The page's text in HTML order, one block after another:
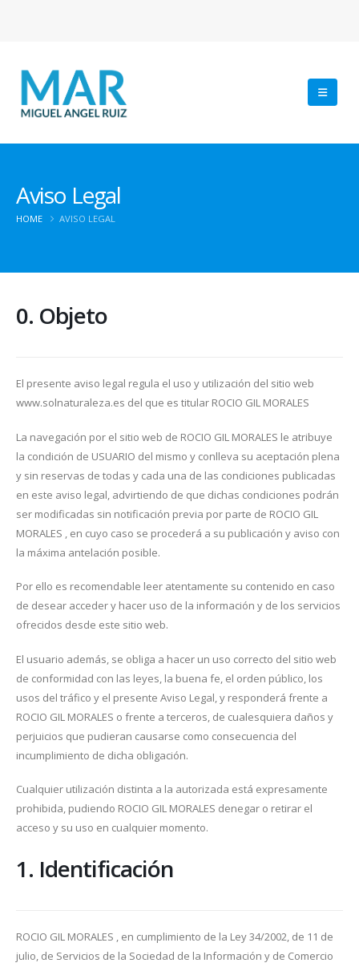
Aviso Legal
HOME AVISO LEGAL
0. Objeto
El presente aviso legal regula el uso y utilización del sitio web
www.solnaturaleza.es del que es titular ROCIO GIL MORALES
La navegación por el sitio web de ROCIO GIL MORALES le atribuye
la condición de USUARIO del mismo y conlleva su aceptación plena
y sin reservas de todas y cada una de las condiciones publicadas
en este aviso legal, advirtiendo de que dichas condiciones podrán
ser modificadas sin notificación previa por parte de ROCIO GIL
MORALES , en cuyo caso se procederá a su publicación y aviso con
la máxima antelación posible.
Por ello es recomendable leer atentamente su contenido en caso
de desear acceder y hacer uso de la información y de los servicios
ofrecidos desde este sitio web.
El usuario además, se obliga a hacer un uso correcto del sitio web
de conformidad con las leyes, la buena fe, el orden público, los
usos del tráfico y el presente Aviso Legal, y responderá frente a
ROCIO GIL MORALES o frente a terceros, de cualesquiera daños y
perjuicios que pudieran causarse como consecuencia del
incumplimiento de dicha obligación.
Cualquier utilización distinta a la autorizada está expresamente
prohibida, pudiendo ROCIO GIL MORALES denegar o retirar el
acceso y su uso en cualquier momento.
1. Identificación
ROCIO GIL MORALES , en cumplimiento de la Ley 34/2002, de 11 de
julio, de Servicios de la Sociedad de la Información y de Comercio